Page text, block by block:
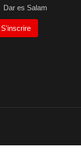
S'inscrire
Dar es Salam